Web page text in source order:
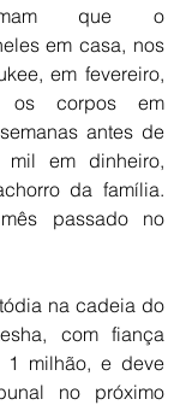
que o
em casa, nos
em fevereiro,
os corpos em
antes de
em dinheiro,
da família.
passado no
na cadeia do
com fiança
1 milhão, e deve
no próximo